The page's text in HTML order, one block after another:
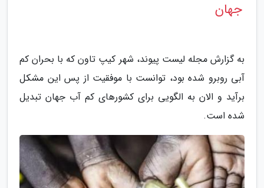
جهان
به گزارش مجله لیست پیوند، شهر کیپ تاون که با بحران کم
آبی روبرو شده بود، توانست با موفقیت از پس این مشکل
برآید و الان به الگویی برای کشورهای کم آب جهان تبدیل
شده است.